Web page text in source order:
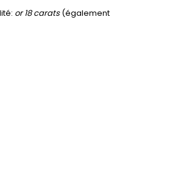
or 18 carats(également